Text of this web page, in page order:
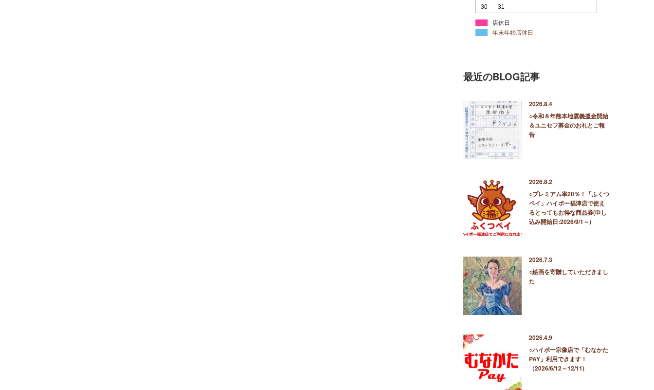
30
31
店休日
年末年始店休日
最近のBLOG記事
2026.8.4
○令和８年熊本地震義援金開始
＆ユニセフ募金のお礼とご報
告
2026.8.2
○プレミアム率20％！「ふくつ
ペイ」ハイポー福津店で使え
るとってもお得な商品券(申し
込み開始日:2026/9/1～)
2026.7.3
○絵画を寄贈していただきまし
た
2026.4.9
○ハイポー宗像店で「むなかた
PAY」利用できます！
（2026/6/12～12/11)